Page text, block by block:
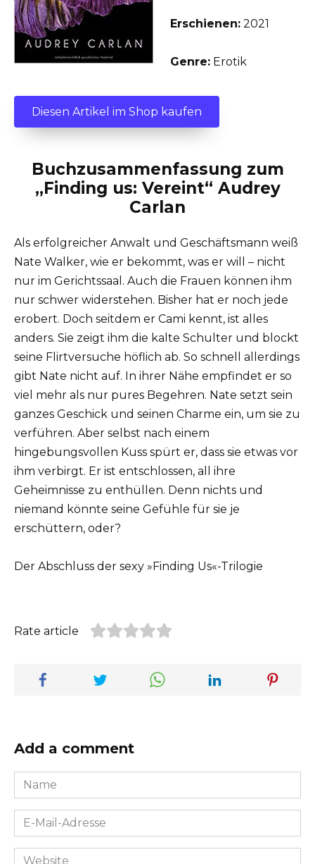
Erschienen: 2021
Genre: Erotik
Diesen Artikel im Shop kaufen
Buchzusammenfassung zum
„Finding us: Vereint“ Audrey
Carlan
Als erfolgreicher Anwalt und Geschäftsmann weiß
Nate Walker, wie er bekommt, was er will – nicht
nur im Gerichtssaal. Auch die Frauen können ihm
nur schwer widerstehen. Bisher hat er noch jede
erobert. Doch seitdem er Cami kennt, ist alles
anders. Sie zeigt ihm die kalte Schulter und blockt
seine Flirtversuche höflich ab. So schnell allerdings
gibt Nate nicht auf. In ihrer Nähe empfindet er so
viel mehr als nur pures Begehren. Nate setzt sein
ganzes Geschick und seinen Charme ein, um sie zu
verführen. Aber selbst nach einem
hingebungsvollen Kuss spürt er, dass sie etwas vor
ihm verbirgt. Er ist entschlossen, all ihre
Geheimnisse zu enthüllen. Denn nichts und
niemand könnte seine Gefühle für sie je
erschüttern, oder?
Der Abschluss der sexy »Finding Us«-Trilogie
Rate article
Add a comment
Name
*
E-
Mail-
Adresse
Website